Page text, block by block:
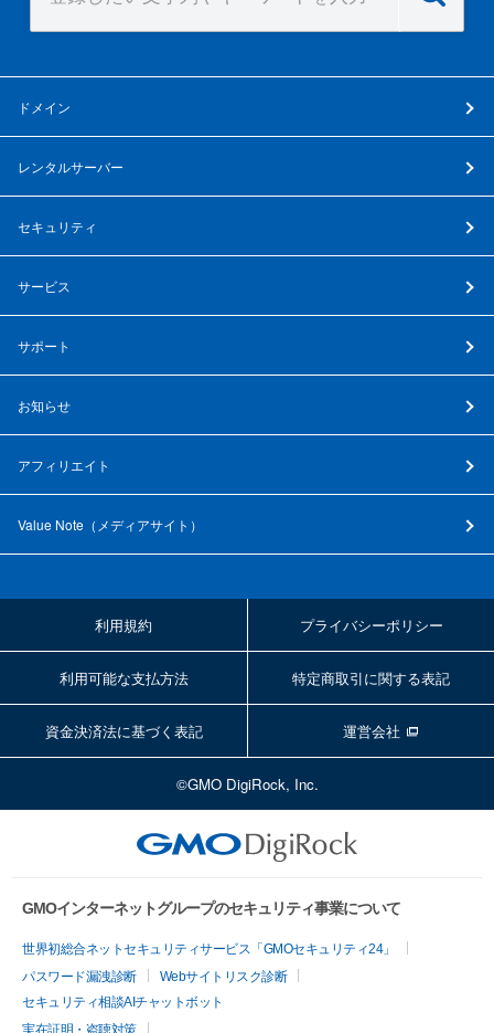
ドメイン
レンタルサーバー
セキュリティ
サービス
サポート
お知らせ
アフィリエイト
Value Note（ メディアサイト ）
利用規約 プライバシーポリシー
利用可能な支払方法 特定商取引に関する表記
資金決済法に基づく表記 運営会社
©GMO DigiRock, Inc.
GMOインターネットグループのセキュリティ事業について
世界初総合ネットセキュリティサービス「GMOセキュリティ24」
パスワード漏洩診断
Webサイトリスク診断
セキュリティ相談AIチャットボット
実在証明・盗聴対策